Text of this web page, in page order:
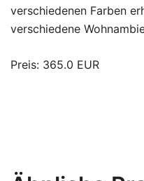
verschiedenen Farben
verschiedene
Preis: 365.0 EUR